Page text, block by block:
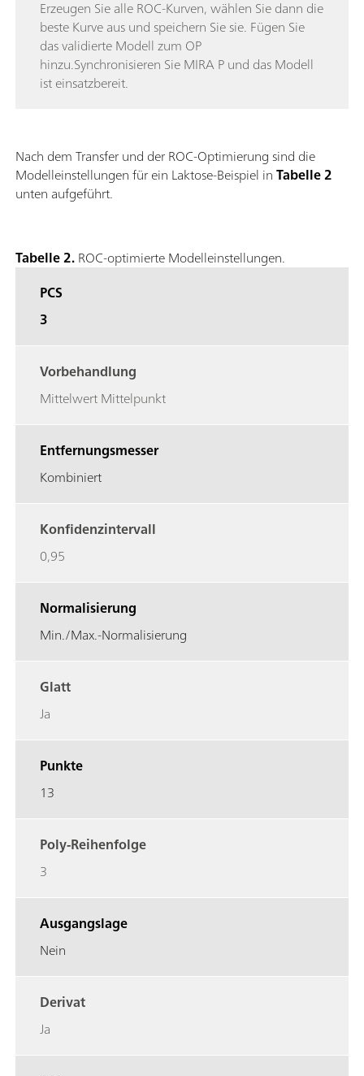
Erzeugen Sie alle ROC-Kurven, wählen Sie dann die
beste Kurve aus und speichern Sie sie. Fügen Sie
das validierte Modell zum OP
hinzu.Synchronisieren Sie MIRA P und das Modell
ist einsatzbereit.
Nach dem Transfer und der ROC-Optimierung sind die
Modelleinstellungen für ein Laktose-Beispiel inTabelle 2
unten aufgeführt.
Tabelle 2.ROC-optimierte Modelleinstellungen.
PCS
3
Vorbehandlung
Mittelwert Mittelpunkt
Entfernungsmesser
Kombiniert
Konfidenzintervall
0,95
Normalisierung
Min./Max.-Normalisierung
Glatt
Ja
Punkte
13
Poly-Reihenfolge
3
Ausgangslage
Nein
Derivat
Ja